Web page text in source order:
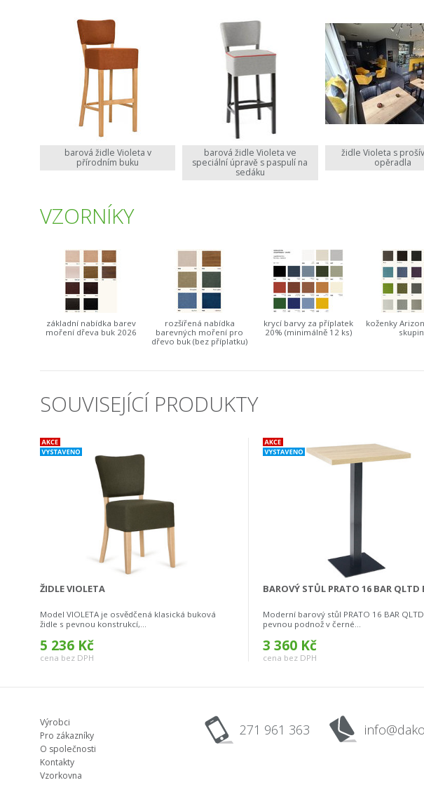
barová židle Violeta v
přírodním buku
barová židle Violeta ve
speciální úpravě s paspulí na
sedáku
židle Violeta s
opěradla
VZORNÍKY
základní nabídka barev
moření dřeva buk 2026
rozšířená nabídka
barevných moření pro
dřevo buk (bez příplatku)
krycí barvy za příplatek
20% (minimálně 12 ks)
koženky
SOUVISEJÍCÍ PRODUKTY
ŽIDLE VIOLETA
Model VIOLETA je osvědčená klasická buková
židle s pevnou konstrukcí,...
5 236 Kč
cena bez DPH
BAROVÝ STŮL PRATO 16 BAR QLTD
Moderní barový stůl PRATO 16 BAR
pevnou podnož v černé...
3 360 Kč
cena bez DPH
Výrobci
Pro zákazníky
O společnosti
Kontakty
Vzorkovna
271 961 363